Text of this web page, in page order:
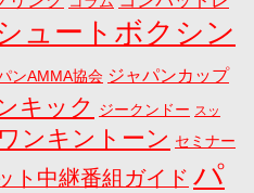
ュートボクシン
ンAMMA協会 ジャパンカップ
キック ジークンドー スッ
ンキントーン セミナー
ト中継番組ガイド パ